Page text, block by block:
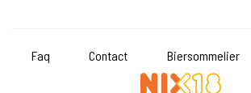
Faq Contact Biersommelier